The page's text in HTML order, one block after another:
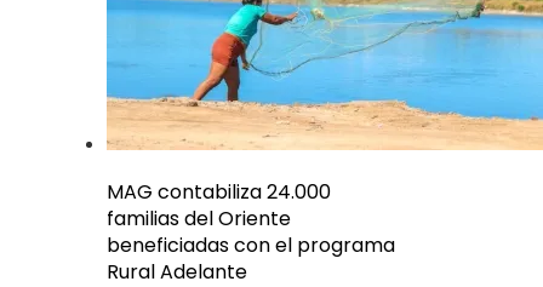
MAG contabiliza 24.000
familias del Oriente
beneficiadas con el programa
Rural Adelante